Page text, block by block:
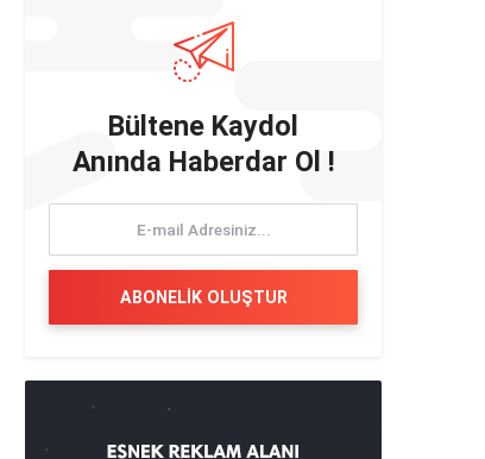
Bültene Kaydol
Anında Haberdar Ol !
ABONELİK OLUŞTUR